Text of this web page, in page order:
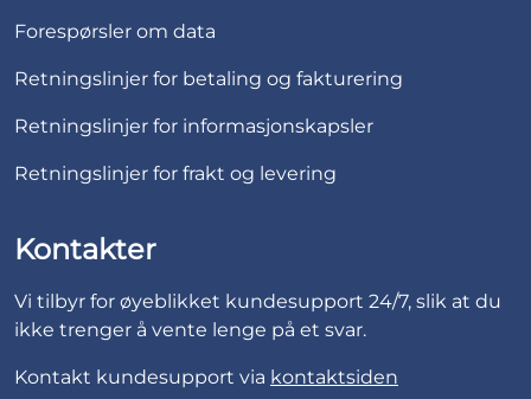
Forespørsler om data
Retningslinjer for betaling og fakturering
Retningslinjer for informasjonskapsler
Retningslinjer for frakt og levering
Kontakter
Vi tilbyr for øyeblikket kundesupport 24/7, slik at du
ikke trenger å vente lenge på et svar.
Kontakt kundesupport via kontaktsiden